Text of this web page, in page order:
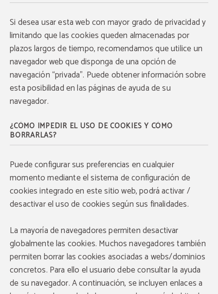
Si desea usar esta web con mayor grado de privacidad y
limitando que las cookies queden almacenadas por
plazos largos de tiempo, recomendamos que utilice un
navegador web que disponga de una opción de
navegación “privada”. Puede obtener información sobre
esta posibilidad en las páginas de ayuda de su
navegador.
¿CÓMO IMPEDIR EL USO DE COOKIES Y CÓMO
BORRARLAS?
Puede configurar sus preferencias en cualquier
momento mediante el sistema de configuración de
cookies integrado en este sitio web, podrá activar /
desactivar el uso de cookies según sus finalidades.
La mayoría de navegadores permiten desactivar
globalmente las cookies. Muchos navegadores también
permiten borrar las cookies asociadas a webs/dominios
concretos. Para ello el usuario debe consultar la ayuda
de su navegador. A continuación, se incluyen enlaces a